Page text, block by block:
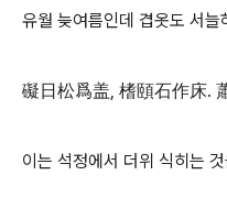
유월 늦여름인데 겹옷도 서늘
礙日松爲盖, 榰頤石作床.
이는 석정에서 더위 식히는